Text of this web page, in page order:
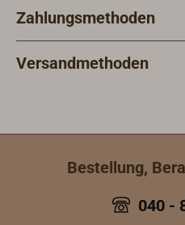
Zahlungsmethoden
Versandmethoden
Bestellung,
040 -